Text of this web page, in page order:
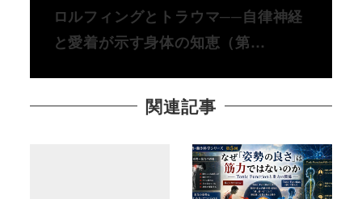
ロルフィングとトラウマ──自律神経
と愛着が示す身体の知恵（第…
関連記事